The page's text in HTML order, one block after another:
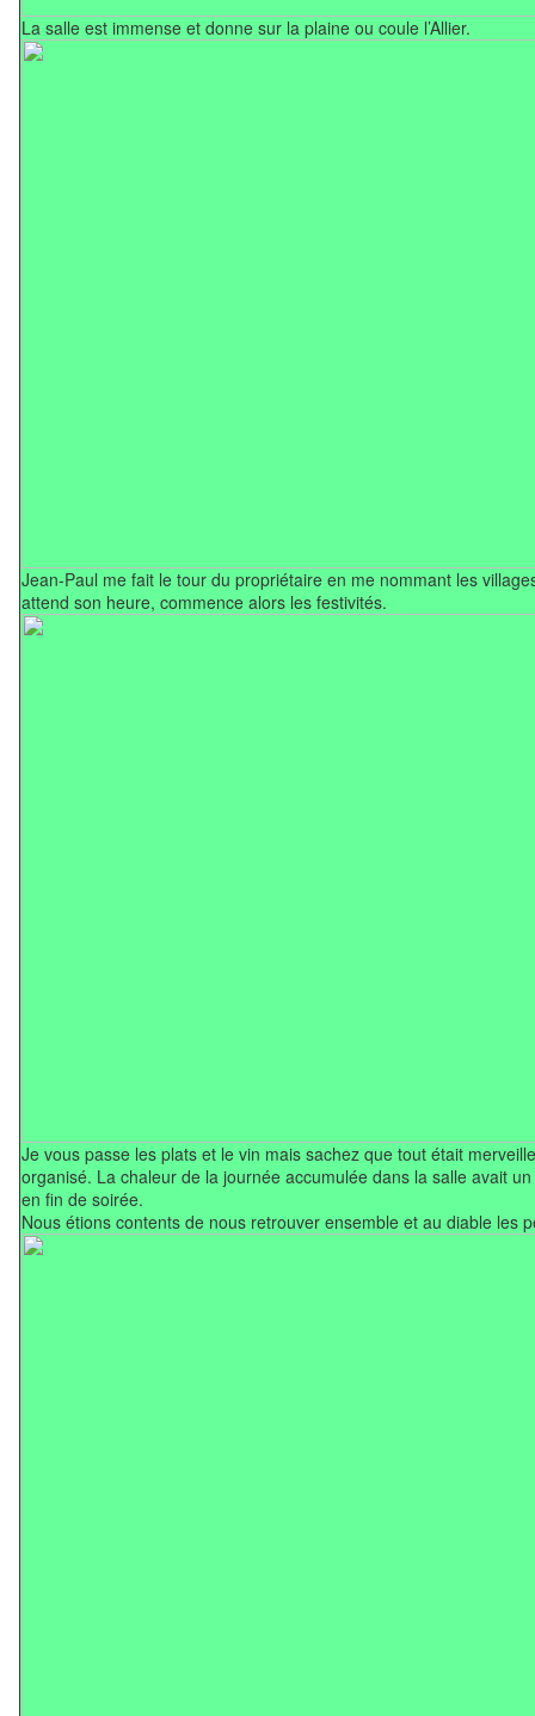
La salle est immense et donne sur la plaine ou coule l’Allier.
Jean-Paul me fait le tour du propriétaire en me nommant les
attend son heure, commence alors les festivités.
Je vous passe les plats et le vin mais sachez que tout était
organisé. La chaleur de la journée accumulée dans la salle avait
en fin de soirée.
Nous étions contents de nous retrouver ensemble et au diable les